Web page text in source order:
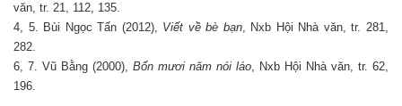
văn, tr. 21, 112, 135.
4, 5. Bùi Ngọc Tấn (2012), Viết về bè bạn, Nxb Hội Nhà văn, tr. 281,
282.
6, 7. Vũ Bằng (2000), Bốn mươi năm nói láo, Nxb Hội Nhà văn, tr. 62,
196.